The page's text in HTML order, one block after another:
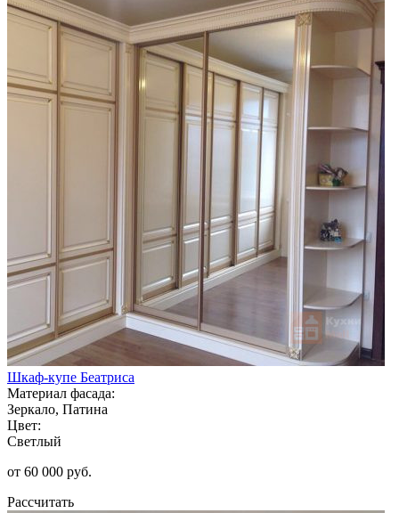
Шкаф-купе Беатриса
Материал фасада:
Зеркало, Патина
Цвет:
Светлый
от 60 000 руб.
Рассчитать